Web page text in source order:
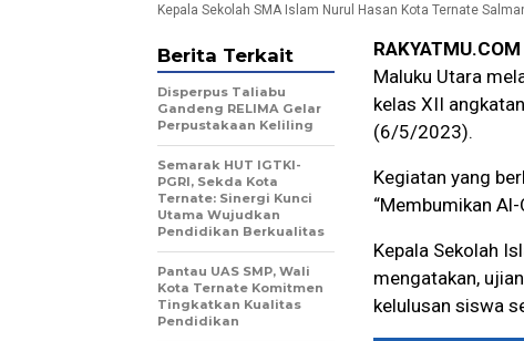
Kepala Sekolah SMA Islam Nurul Hasan Kota Ternate
RAKYATMU.COM
Maluku Utara
kelas XII
(6/5/2023).
Kegiatan yang
“Membumikan Al-
Kepala Sekolah
mengatakan,
kelulusan siswa
Berita Terkait
Disperpus Taliabu
Gandeng RELIMA Gelar
Perpustakaan Keliling
Semarak HUT IGTKI-
PGRI, Sekda Kota
Ternate: Sinergi Kunci
Utama Wujudkan
Pendidikan Berkualitas
Pantau UAS SMP, Wali
Kota Ternate Komitmen
Tingkatkan Kualitas
Pendidikan